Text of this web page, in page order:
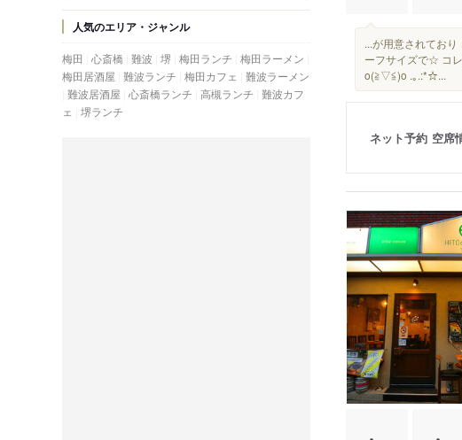
人気のエリア・ジャンル
梅田 心斎橋 難波 堺 梅田ランチ 梅田ラーメン
梅田居酒屋 難波ランチ 梅田カフェ
難波ラーメン
難波居酒屋 心斎橋ランチ 高槻ランチ 難波カフ
ェ
堺ランチ
...が用意されてお
ーフサイズで☆ コ
o(≧▽≦)o .｡.:*☆...
ネット予約 空席